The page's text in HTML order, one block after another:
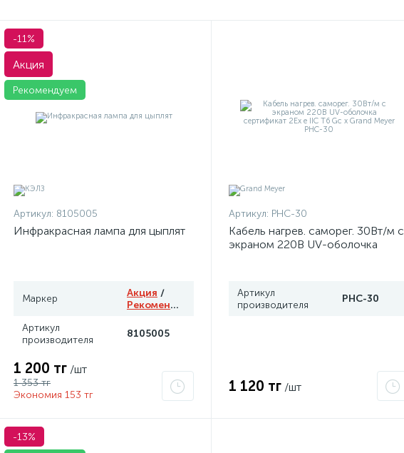
-11%
Акция
Рекомендуем
Артикул: 8105005
Инфракрасная лампа для цыплят
Маркер Акция /
Рекомендуем
Артикул
производителя
8105005
1 200 тг /шт
1 353 тг
Экономия 153 тг
Артикул: PHC-30
Кабель нагрев. саморег. 30Вт/м с
экраном 220В UV-оболочка
Артикул
производителя
PHC-30
1 120 тг /шт
-13%